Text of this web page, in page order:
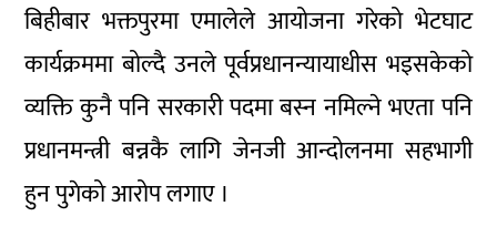
बिहीबार भक्तपुरमा एमालेले आयोजना गरेको भेटघाट
कार्यक्रममा बोल्दै उनले पूर्वप्रधानन्यायाधीस भइसकेको
व्यक्ति कुनै पनि सरकारी पदमा बस्न नमिल्ने भएता पनि
प्रधानमन्त्री बन्नकै लागि जेनजी आन्दोलनमा सहभागी
हुन पुगेको आरोप लगाए ।